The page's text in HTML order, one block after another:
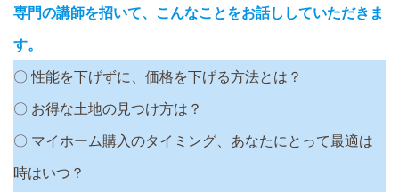
専門の講師を招いて、こんなことをお話ししていただきま
す。
〇 性能を下げずに、価格を下げる方法とは？
〇 お得な土地の見つけ方は？
〇 マイホーム購入のタイミング、あなたにとって最適は
時はいつ？